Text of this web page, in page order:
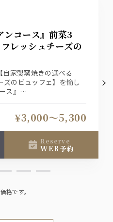
ツ・ジンジャーエー
ニック・ウーロン茶
ンコース』前菜3
レッシュチーズの
自家製窯焼きの選べる
のビュッフェ】を愉し
ス』
願いします。)
¥3,000〜5,300
reserve
WEB予約
格です。